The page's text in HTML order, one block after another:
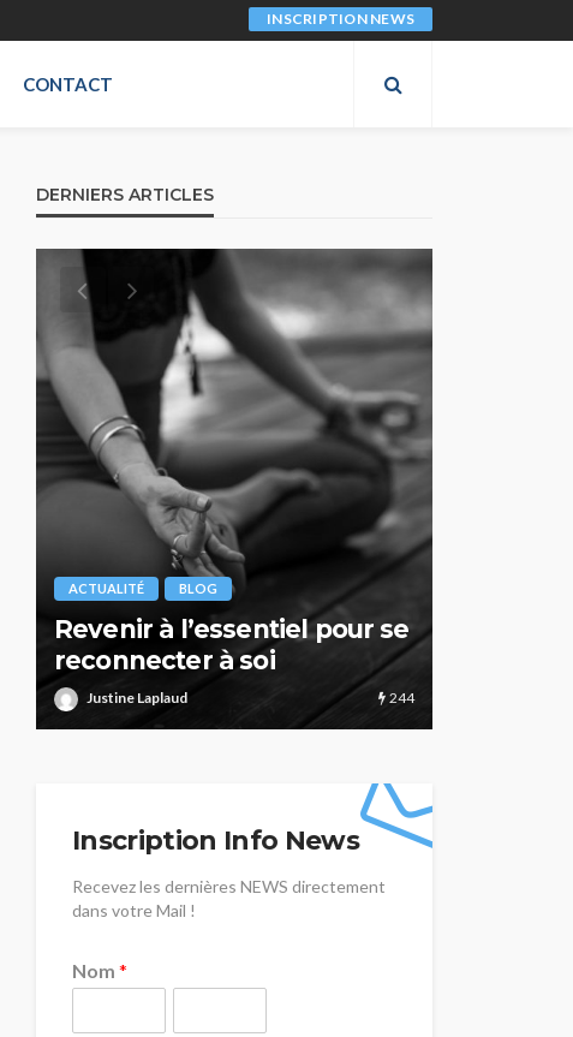
INSCRIPTION NEWS
CONTACT
DERNIERS ARTICLES
ACTUALITÉ BLOG
Zoom sur… Les thérapies
psychocorporelles
Justine Laplaud 227
Inscription Info News
Recevez les dernières NEWS directement
dans votre Mail !
Nom *